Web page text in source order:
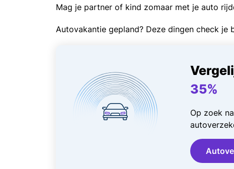
Mag je partner of kind zomaar met je auto
Autovakantie gepland? Deze dingen check je
35%
Op zoek